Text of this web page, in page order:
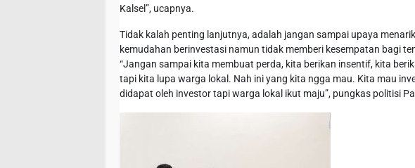
Kalsel”, ucapnya.
Tidak kalah penting lanjutnya, adalah jangan sampai upaya
kemudahan berinvestasi namun tidak memberi kesempatan bagi
“Jangan sampai kita membuat perda, kita berikan insentif, kita
tapi kita lupa warga lokal. Nah ini yang kita ngga mau. Kita mau
didapat oleh investor tapi warga lokal ikut maju”, pungkas politisi